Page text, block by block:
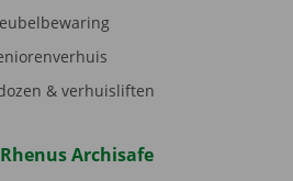
& verhuisliften
Archisafe